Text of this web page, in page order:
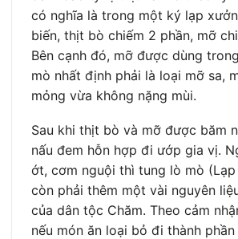
có nghĩa là trong một ký lạp
biến, thịt bò chiếm 2 phần, mỡ
Bên cạnh đó, mỡ được dùng
mò nhất định phải là loại mỡ sa,
mỏng vừa không nặng mùi.
Sau khi thịt bò và mỡ được băm
nấu đem hỗn hợp đi ướp gia vị.
ớt, cơm nguội thì tung lò mò
còn phải thêm một vài nguyên
của dân tộc Chăm. Theo cảm
nếu món ăn loại bỏ đi thành